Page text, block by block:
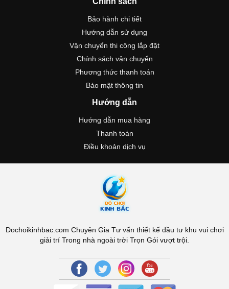
Bảo hành chi tiết
Hướng dẫn sử dụng
Vận chuyển thi công lắp đặt
Chính sách vận chuyển
Phương thức thanh toán
Bảo mật thông tin
Hướng dẫn
Hướng dẫn mua hàng
Thanh toán
Điều khoản dịch vụ
Dochoikinhbac.com Chuyên Gia Tư vấn thiết kế đầu tư khu vui chơi
giải trí Trong nhà ngoài trời Trọn Gói vượt trội.